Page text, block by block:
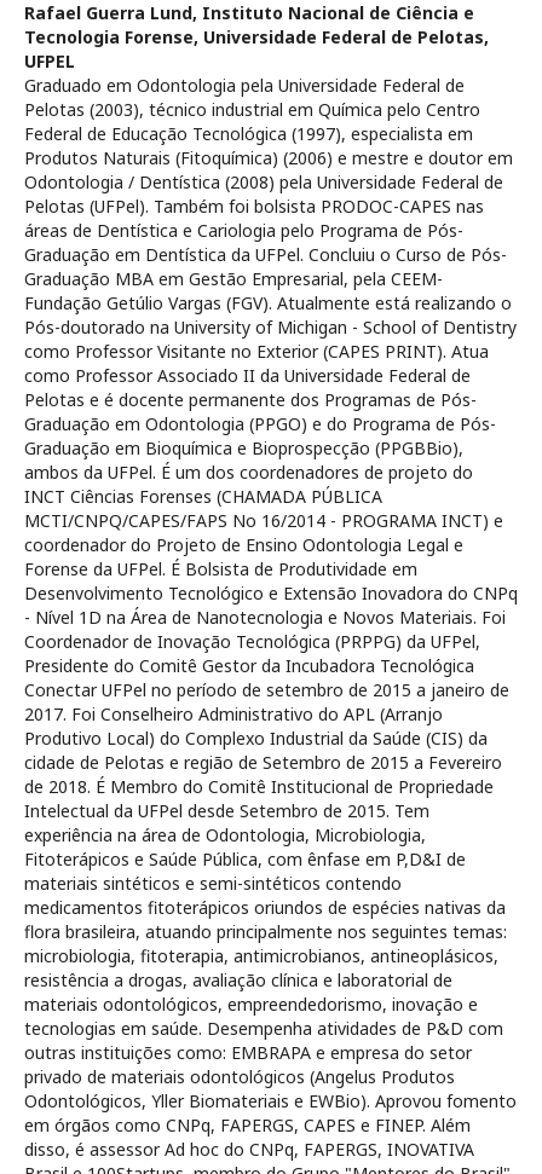
Rafael Guerra Lund, Instituto Nacional de Ciência e
Tecnologia Forense, Universidade Federal de Pelotas,
UFPEL
Graduado em Odontologia pela Universidade Federal de
Pelotas (2003), técnico industrial em Química pelo Centro
Federal de Educação Tecnológica (1997), especialista em
Produtos Naturais (Fitoquímica) (2006) e mestre e doutor em
Odontologia / Dentística (2008) pela Universidade Federal de
Pelotas (UFPel). Também foi bolsista PRODOC-CAPES nas
áreas de Dentística e Cariologia pelo Programa de Pós-
Graduação em Dentística da UFPel. Concluiu o Curso de Pós-
Graduação MBA em Gestão Empresarial, pela CEEM-
Fundação Getúlio Vargas (FGV). Atualmente está realizando o
Pós-doutorado na University of Michigan - School of Dentistry
como Professor Visitante no Exterior (CAPES PRINT). Atua
como Professor Associado II da Universidade Federal de
Pelotas e é docente permanente dos Programas de Pós-
Graduação em Odontologia (PPGO) e do Programa de Pós-
Graduação em Bioquímica e Bioprospecção (PPGBBio),
ambos da UFPel. É um dos coordenadores de projeto do
INCT Ciências Forenses (CHAMADA PÚBLICA
MCTI/CNPQ/CAPES/FAPS No 16/2014 - PROGRAMA INCT) e
coordenador do Projeto de Ensino Odontologia Legal e
Forense da UFPel. É Bolsista de Produtividade em
Desenvolvimento Tecnológico e Extensão Inovadora do CNPq
- Nível 1D na Área de Nanotecnologia e Novos Materiais. Foi
Coordenador de Inovação Tecnológica (PRPPG) da UFPel,
Presidente do Comitê Gestor da Incubadora Tecnológica
Conectar UFPel no período de setembro de 2015 a janeiro de
2017. Foi Conselheiro Administrativo do APL (Arranjo
Produtivo Local) do Complexo Industrial da Saúde (CIS) da
cidade de Pelotas e região de Setembro de 2015 a Fevereiro
de 2018. É Membro do Comitê Institucional de Propriedade
Intelectual da UFPel desde Setembro de 2015. Tem
experiência na área de Odontologia, Microbiologia,
Fitoterápicos e Saúde Pública, com ênfase em P,D&I de
materiais sintéticos e semi-sintéticos contendo
medicamentos fitoterápicos oriundos de espécies nativas da
flora brasileira, atuando principalmente nos seguintes temas:
microbiologia, fitoterapia, antimicrobianos, antineoplásicos,
resistência a drogas, avaliação clínica e laboratorial de
materiais odontológicos, empreendedorismo, inovação e
tecnologias em saúde. Desempenha atividades de P&D com
outras instituições como: EMBRAPA e empresa do setor
privado de materiais odontológicos (Angelus Produtos
Odontológicos, Yller Biomateriais e EWBio). Aprovou fomento
em órgãos como CNPq, FAPERGS, CAPES e FINEP. Além
disso, é assessor Ad hoc do CNPq, FAPERGS, INOVATIVA